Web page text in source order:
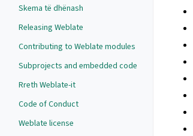
Skema të dhënash
Releasing Weblate
Contributing to Weblate modules
Subprojects and embedded code
Rreth Weblate-it
Code of Conduct
Weblate license